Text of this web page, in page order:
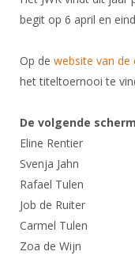
Website
Handleiding
Organisatie
Commissies
Leden van
Vacatures
Bondsbureau
Contact
Ranglijsten
Reglementen
Schermpaspoort
Rolstoelschermen
Wedstrijdkalender
DBT
FBT
SBT
Talentontwikkeling
Atletencommissie
Internationale
Internationale
Brassardsysteem
Voor coaches en
Nationale opleidingen
Opleidingen
Leraar
Voor scheidsrechters
Nieuws
NK organiseren
begit op 6 april en
Op de website van de
het titeltoernooi te
De volgende
Eline Rentier
Svenja Jahn
Rafael Tulen
Job de Ruiter
Carmel Tulen
Zoa de Wijn